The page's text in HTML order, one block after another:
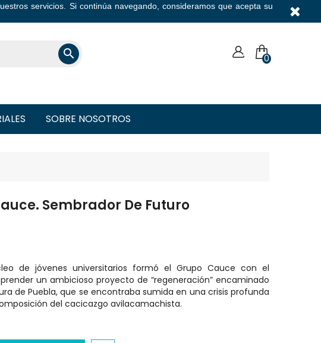
servicios. Si continúa navegando, consideramos que acepta su
Moneda
 0
SOBRE NOSOTROS
Sembrador De Futuro
de jóvenes universitarios formó el Grupo Cauce con el
un ambicioso proyecto de “regeneración” encaminado
de Puebla, que se encontraba sumida en una crisis profunda
del cacicazgo avilacamachista.